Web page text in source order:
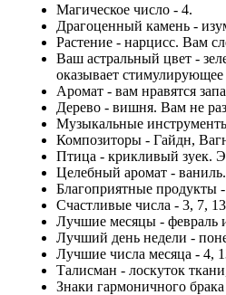
Магическое число - 4.
Драгоценный камень -
Растение - нарцисс. Вам
Ваш астральный цвет -
оказывает стимулирующее
Аромат - вам нравятся
Дерево - вишня. Вам не
Музыкальные
Композиторы - Гайдн,
Птица - крикливый зуек.
Целебный аромат -
Благоприятные продукты
Счастливые числа - 3, 7,
Лучшие месяцы - февраль
Лучший день недели -
Лучшие числа месяца - 4,
Талисман - лоскуток
Знаки гармоничного